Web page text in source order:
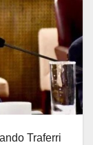
Traferri